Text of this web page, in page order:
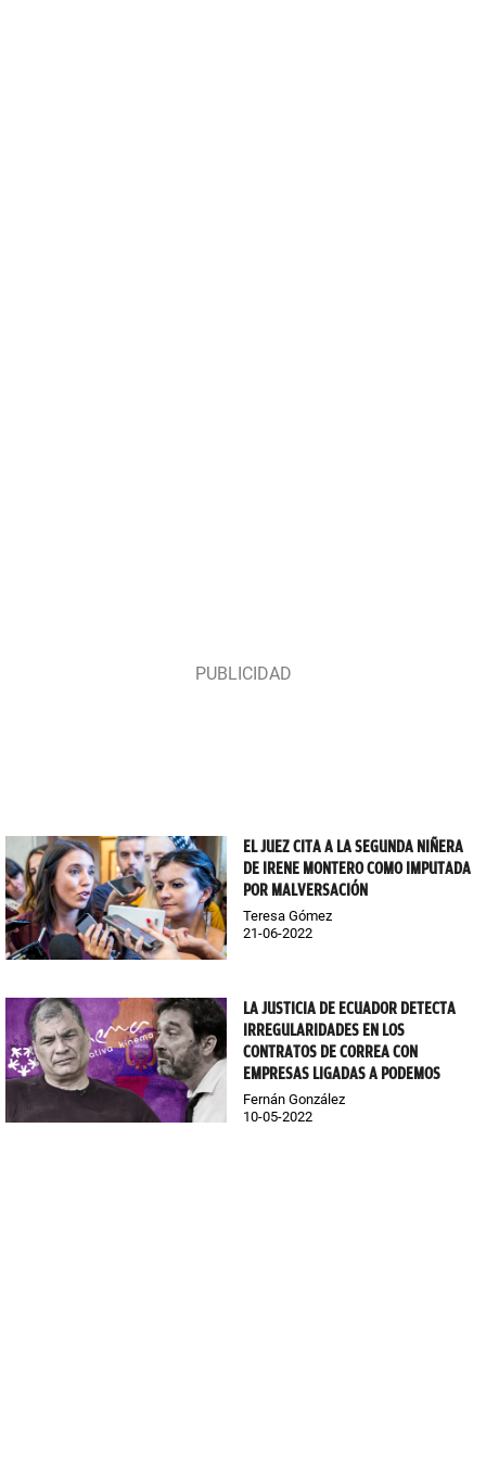
EL JUEZ CITA A LA SEGUNDA NIÑERA
DE IRENE MONTERO COMO IMPUTADA
POR MALVERSACIÓN
Teresa Gómez
21-06-2022
LA JUSTICIA DE ECUADOR DETECTA
IRREGULARIDADES EN LOS
CONTRATOS DE CORREA CON
EMPRESAS LIGADAS A PODEMOS
Fernán González
10-05-2022